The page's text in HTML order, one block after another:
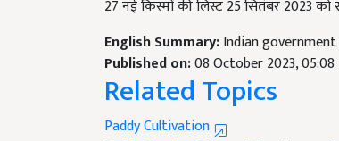
English Summary:
Indian
Published on:08 October 2023, 05:08
Related Topics
Paddy Cultivation
Paddy FarmingRice varieties